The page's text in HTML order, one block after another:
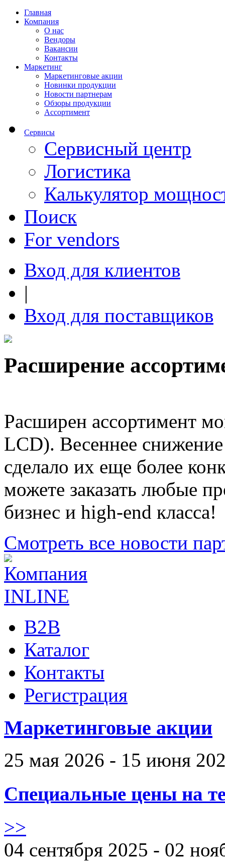
Главная
Компания
О нас
Вендоры
Вакансии
Контакты
Маркетинг
Маркетинговые акции
Новинки продукции
Новости партнерам
Обзоры продукции
Ассортимент
Сервисы
Сервисный центр
Логистика
Калькулятор
Поиск
For vendors
Вход для клиентов
|
Вход для поставщиков
Расширение
Расширен ассортимент
LCD). Весеннее
сделало их еще более
можете заказать любые
бизнес и high-end класса!
Смотреть все новости
B2B
Каталог
Контакты
Регистрация
Маркетинговые акции
25 мая 2026 - 15 июня
Специальные цены на
>>
04 сентября 2025 - 02